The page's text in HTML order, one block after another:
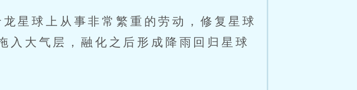
星球上从事非常繁重的劳动，修复星球
入大气层，融化之后形成降雨回归星球